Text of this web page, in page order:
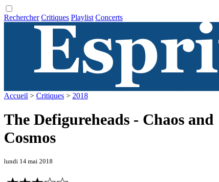
Rechercher Critiques Playlist Concerts
Accueil > Critiques > 2018
The Defigureheads - Chaos and
Cosmos
lundi 14 mai 2018